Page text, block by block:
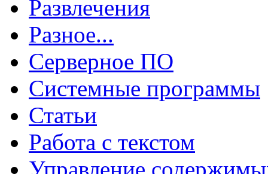
Развлечения
Разное...
Серверное ПО
Системные программы
Статьи
Работа с текстом